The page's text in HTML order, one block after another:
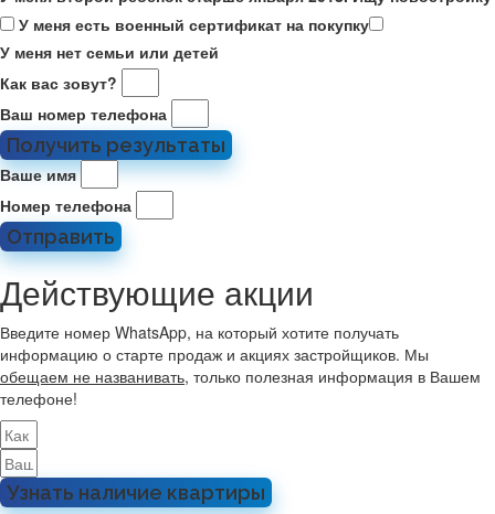
У меня есть военный сертификат на покупку
У меня нет семьи или детей
Как вас зовут?
Ваш номер телефона
Получить результаты
Ваше имя
Номер телефона
Отправить
Действующие акции
Введите номер WhatsApp, на который хотите получать
информацию о старте продаж и акциях застройщиков. Мы
обещаем не названивать, только полезная информация в Вашем
телефоне!
Узнать наличие квартиры